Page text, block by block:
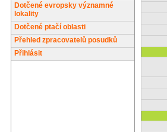
Dotčené evropsky významné
lokality
Dotčené ptačí oblasti
Přehled zpracovatelů posudků
Přihlásit